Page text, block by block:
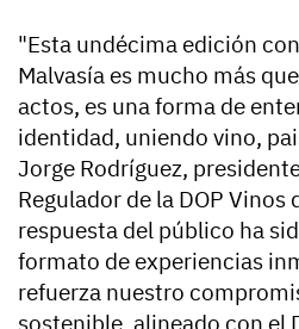
"Esta undécima edición
Malvasía es mucho más
actos, es una forma de
identidad, uniendo vino,
Jorge Rodríguez,
Regulador de la DOP Vinos
respuesta del público ha
formato de experiencias
refuerza nuestro
sostenible, alineado con el